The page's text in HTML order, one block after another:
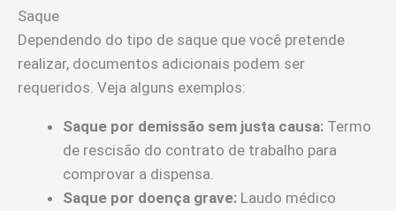
Saque
Dependendo do tipo de saque que você pretende
realizar, documentos adicionais podem ser
requeridos. Veja alguns exemplos:
Saque por demissão sem justa causa: Termo
de rescisão do contrato de trabalho para
comprovar a dispensa.
Saque por doença grave: Laudo médico